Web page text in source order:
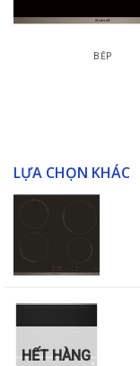
BẾP
LỰA CHỌN KHÁC
HẾT HÀNG